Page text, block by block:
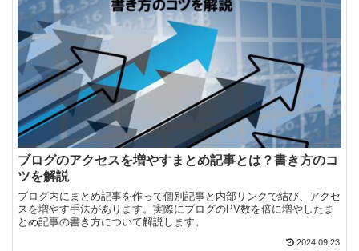
ブログのアクセスを増やすまとめ記事とは？書き方のコ
ツを解説
ブログ内にまとめ記事を作って個別記事と内部リンクで結び、アクセ
スを増やす手法があります。実際にブログのPV数を倍に増やしたま
とめ記事の書き方について解説します。
2024.09.23